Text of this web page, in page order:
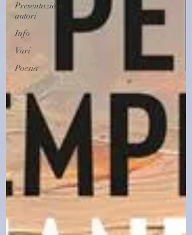
Presentazione
autori
Info
Vari
Poesia